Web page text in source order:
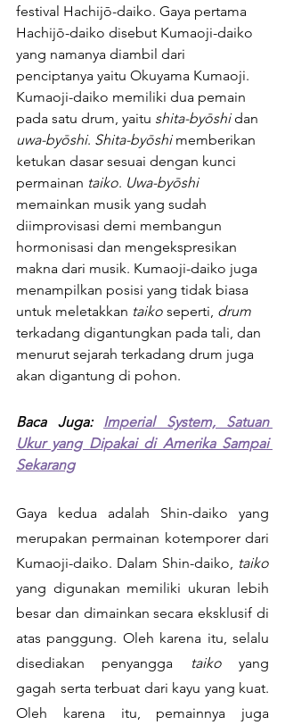
festival Hachijō-daiko. Gaya pertama
Hachijō-daiko disebut Kumaoji-daiko
yang namanya diambil dari
penciptanya yaitu Okuyama Kumaoji.
Kumaoji-daiko memiliki dua pemain
pada satu drum, yaitu shita-byōshi dan
uwa-byōshi. Shita-byōshi memberikan
ketukan dasar sesuai dengan kunci
permainan taiko. Uwa-byōshi
memainkan musik yang sudah
diimprovisasi demi membangun
hormonisasi dan mengekspresikan
makna dari musik. Kumaoji-daiko juga
menampilkan posisi yang tidak biasa
untuk meletakkan taiko seperti, drum
terkadang digantungkan pada tali, dan
menurut sejarah terkadang drum juga
akan digantung di pohon.
Baca Juga: Imperial System, Satuan
Ukur yang Dipakai di Amerika Sampai
Sekarang
Gaya kedua adalah Shin-daiko yang
merupakan permainan kotemporer dari
Kumaoji-daiko. Dalam Shin-daiko,
yang digunakan memiliki ukuran lebih
besar dan dimainkan secara eksklusif di
atas panggung. Oleh karena itu, selalu
disediakan penyangga
taiko yang
gagah serta terbuat dari kayu yang kuat.
Oleh karena itu, pemainnya juga